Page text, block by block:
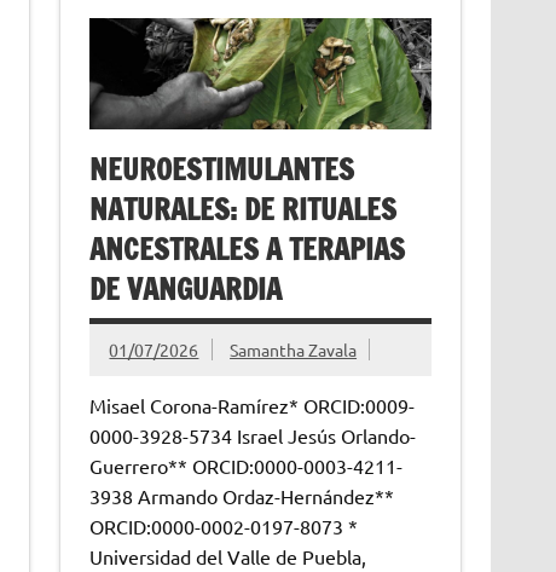
NEUROESTIMULANTES
NATURALES: DE RITUALES
ANCESTRALES A TERAPIAS
DE VANGUARDIA
01/07/2026 Samantha Zavala
Misael Corona-Ramírez* ORCID:0009-
0000-3928-5734 Israel Jesús Orlando-
Guerrero** ORCID:0000-0003-4211-
3938 Armando Ordaz-Hernández**
ORCID:0000-0002-0197-8073 *
Universidad del Valle de Puebla,